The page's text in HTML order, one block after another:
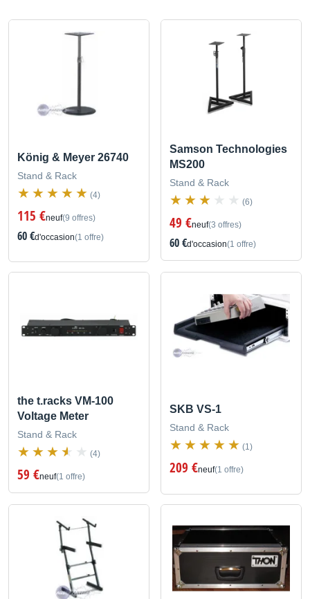
König & Meyer 26740
Stand & Rack
(4)
115 €neuf(9 offres)
60 €d'occasion(1 offre)
Samson Technologies
MS200
Stand & Rack
(6)
49 €neuf(3 offres)
60 €d'occasion(1 offre)
the t.racks VM-100
Voltage Meter
Stand & Rack
(4)
59 €neuf(1 offre)
SKB VS-1
Stand & Rack
(1)
209 €neuf(1 offre)